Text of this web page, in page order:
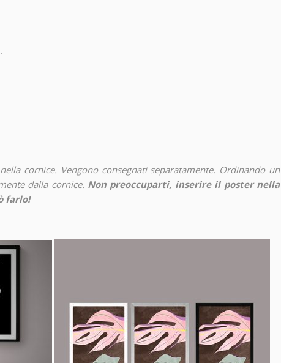
cornice. Vengono consegnati separatamente. Ordinando un
dalla cornice. Non preoccuparti, inserire il poster nella
farlo!